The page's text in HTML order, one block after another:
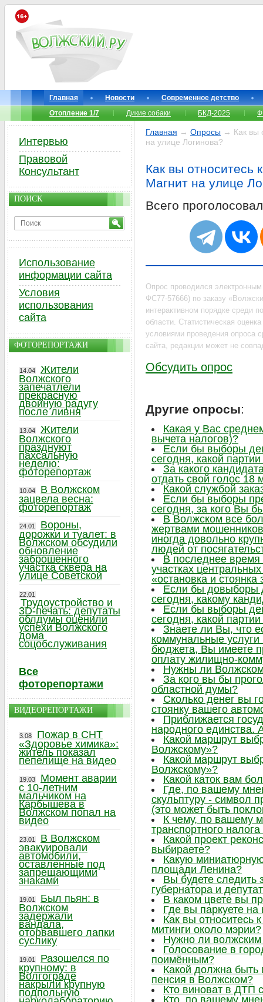
Главная Новости
Современное детство
Отопление 1/7
Дикие собаки БКД-2025
Главная → Опросы → Как вы
на улице Логинова?
Как вы относитесь
Магнит на улице
Всего
Опрос проводился
ФС77-57666) по заказу
интерактивном порядке среди
области. Статистическая
условиями проведения опроса
сайта, редакции может не
Обсудить опрос
Другие опросы:
Какая у Вас
вычета налогов)?
Если бы выборы
сегодня, какой
За какого
отдать свой голос 18
Какой службой
Если бы выборы
сегодня, за кого Вы
В Волжском все
жертвами
иногда довольно
людей от
В последнее время
участках
«остановка и
Если бы довыборы
сегодня, какому
Если бы выборы
сегодня, какой
Знаете ли Вы, что
коммунальные
бюджета, Вы имеете
оплату жилищно-
Нужны ли
За кого вы бы
областной думы?
Сколько денег вы
стоянку вашего
Приближается
народного единства.
Какой маршрут
Волжскому»?
Какой маршрут
Волжскому»?
Какой каток вам
Где, по вашему
скульптуру - символ
(это может быть
К чему, по вашему
транспортного
Какой проект
выбираете?
Какую миниатюрную
площади Ленина?
Вы будете
губернатора и
В каком цвете вы
Где вы паркуете на
Как вы относитесь
митинги около мэрии?
Нужно ли волжским
Голосование в
поимённым?
Какой должна быть
пенсия в Волжском?
Кто виноват в ДТП
Кто, по вашему
Интервью
Правовой
Консультант
ПОИСК
Использование
информации сайта
Условия
использования
сайта
ФОТОРЕПОРТАЖИ
14.04
Жители
Волжского
запечатлели
прекрасную
двойную радугу
после ливня
13.04
Жители
Волжского
празднуют
пахсальную
неделю:
фоторепортаж
10.04
В Волжском
зацвела весна:
фоторепортаж
24.01
Вороны,
дорожки и туалет: в
Волжском обсудили
обновление
заброшенного
участка сквера на
улице Советской
22.01
Трудоустройство и
3D-печать: депутаты
облдумы оценили
успехи Волжского
дома
соцобслуживания
Все
фоторепортажи
ВИДЕОРЕПОРТАЖИ
3.08
Пожар в СНТ
«Здоровье химика»:
житель показал
пепелище на видео
19.03
Момент аварии
с 10-летним
мальчиком на
Карбышева в
Волжском попал на
видео
23.01
В Волжском
эвакуировали
автомобили,
оставленные под
запрещающими
знаками
19.01
Был пьян: в
Волжском
задержали
вандала,
оторвавшего лапки
суслику
19.01
Разошелся по
крупному: в
Волгограде
накрыли крупную
подпольную